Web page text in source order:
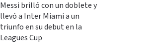
Messi brilló con un doblete y
llevó a Inter Miami a un
triunfo en su debut en la
Leagues Cup